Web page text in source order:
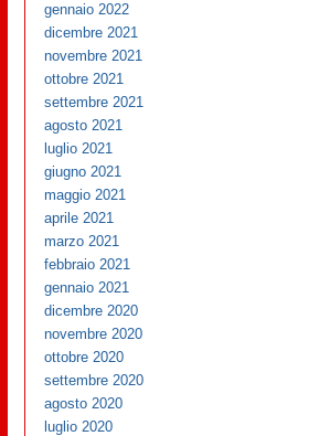
gennaio 2022
dicembre 2021
novembre 2021
ottobre 2021
settembre 2021
agosto 2021
luglio 2021
giugno 2021
maggio 2021
aprile 2021
marzo 2021
febbraio 2021
gennaio 2021
dicembre 2020
novembre 2020
ottobre 2020
settembre 2020
agosto 2020
luglio 2020